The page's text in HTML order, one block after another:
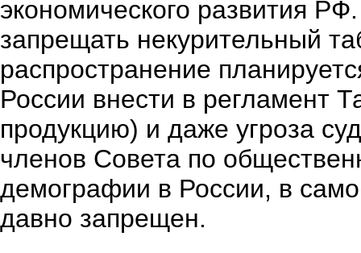
экономического развития
запрещать некурительный
распространение
России внести в регламент
продукцию) и даже угроза
членов Совета по
демографии в России, в
давно запрещен.